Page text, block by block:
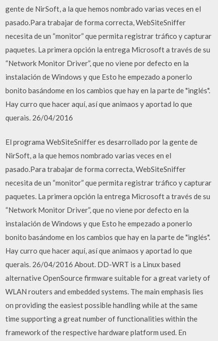
gente de NirSoft, a la que hemos nombrado varias veces en el
pasado.Para trabajar de forma correcta, WebSiteSniffer
necesita de un “monitor” que permita registrar tráfico y capturar
paquetes. La primera opción la entrega Microsoft a través de su
“Network Monitor Driver”, que no viene por defecto en la
instalación de Windows y que Esto he empezado a ponerlo
bonito basándome en los cambios que hay en la parte de "inglés".
Hay curro que hacer aquí, así que animaos y aportad lo que
querais. 26/04/2016
El programa WebSiteSniffer es desarrollado por la gente de
NirSoft, a la que hemos nombrado varias veces en el
pasado.Para trabajar de forma correcta, WebSiteSniffer
necesita de un “monitor” que permita registrar tráfico y capturar
paquetes. La primera opción la entrega Microsoft a través de su
“Network Monitor Driver”, que no viene por defecto en la
instalación de Windows y que Esto he empezado a ponerlo
bonito basándome en los cambios que hay en la parte de "inglés".
Hay curro que hacer aquí, así que animaos y aportad lo que
querais. 26/04/2016 About. DD-WRT is a Linux based
alternative OpenSource firmware suitable for a great variety of
WLAN routers and embedded systems. The main emphasis lies
on providing the easiest possible handling while at the same
time supporting a great number of functionalities within the
framework of the respective hardware platform used. En